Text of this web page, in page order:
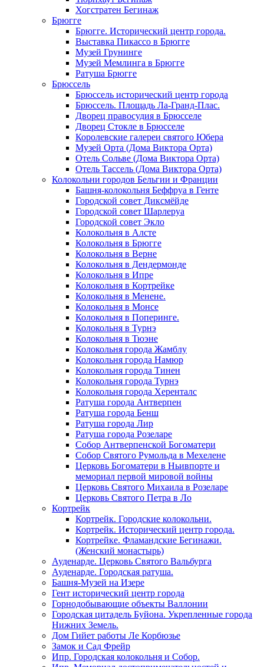
Хогстратен Бегинаж
Брюгге
Брюгге. Исторический центр города.
Выставка Пикассо в Брюгге
Музей Грунинге
Музей Мемлинга в Брюгге
Ратуша Брюгге
Брюссель
Брюссель исторический центр города
Брюссель. Площадь Ла-Гранд-Плас.
Дворец правосудия в Брюсселе
Дворец Стокле в Брюсселе
Королевские галереи святого Юбера
Музей Орта (Дома Виктора Орта)
Отель Сольве (Дома Виктора Орта)
Отель Тассель (Дома Виктора Орта)
Колокольни городов Бельгии и Франции
Башня-колокольня Беффруа в Генте
Городской совет Диксмёйде
Городской совет Шарлеруа
Городской совет Экло
Колокольня в Алсте
Колокольня в Брюгге
Колокольня в Верне
Колокольня в Дендермонде
Колокольня в Ипре
Колокольня в Кортрейке
Колокольня в Менене.
Колокольня в Монсе
Колокольня в Поперинге.
Колокольня в Турнэ
Колокольня в Тюэне
Колокольня города Жамблу
Колокольня города Намюр
Колокольня города Тинен
Колокольня города Турнэ
Колокольня города Херенталс
Ратуша города Антверпен
Ратуша города Бенш
Ратуша города Лир
Ратуша города Розеларе
Собор Антверпенской Богоматери
Собор Святого Румольда в Мехелене
Церковь Богоматери в Ньивпорте и
мемориал первой мировой войны
Церковь Святого Михаила в Розеларе
Церковь Святого Петра в Ло
Кортрейк
Кортрейк. Городские колокольни.
Кортрейк. Исторический центр города.
Кортрейке. Фламандские Бегинажи.
(Женский монастырь)
Ауденарде. Церковь Святого Вальбурга
Ауденарде. Городская ратуша.
Башня-Музей на Изере
Гент исторический центр города
Горнодобывающие объекты Валлонии
Городская цитадель Буйона. Укрепленные города
Нижних Земель.
Дом Гийет работы Ле Корбюзье
Замок и Сад Фрейр
Ипр. Городская колокольня и Собор.